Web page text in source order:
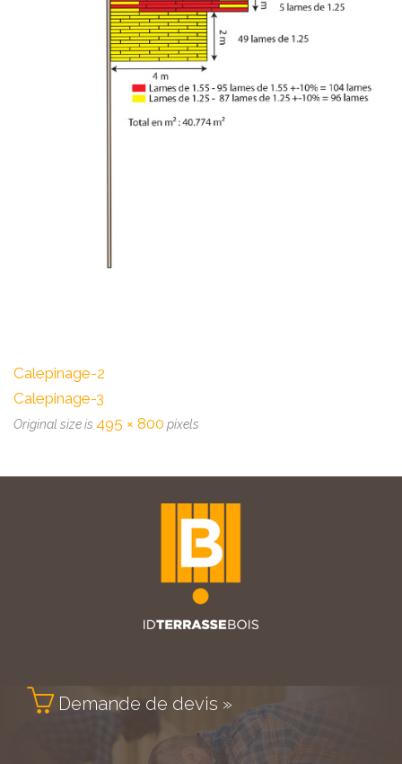
Calepinage-2
Calepinage-3
Original size is 495 × 800 pixels
 Demande de devis »